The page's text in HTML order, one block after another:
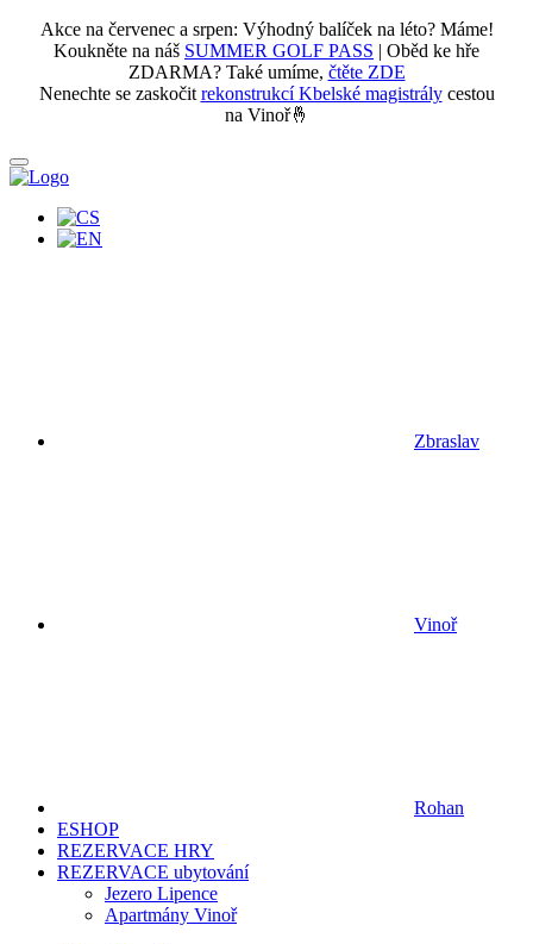
Akce na červenec a srpen: Výhodný balíček na léto? Máme!
Koukněte na náš SUMMER GOLF PASS | Oběd ke hře
ZDARMA? Také umíme, čtěte ZDE
Nenechte se zaskočit rekonstrukcí Kbelské magistrálycestou
na Vinoř🤞
Zbraslav
Vinoř
Rohan
ESHOP
REZERVACE HRY
REZERVACE ubytování
Jezero Lipence
Apartmány Vinoř